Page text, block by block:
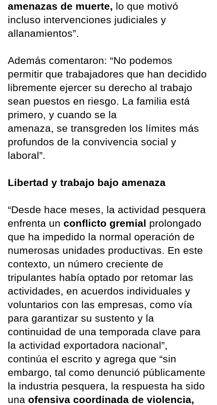
amenazas de muerte, lo que motivó
incluso intervenciones judiciales y
allanamientos”.
Además comentaron: “No podemos
permitir que trabajadores que han decidido
libremente ejercer su derecho al trabajo
sean puestos en riesgo. La familia está
primero, y cuando se la
amenaza, se transgreden los límites más
profundos de la convivencia social y
laboral”.
Libertad y trabajo bajo amenaza
“Desde hace meses, la actividad pesquera
enfrenta un conflicto gremial prolongado
que ha impedido la normal operación de
numerosas unidades productivas. En este
contexto, un número creciente de
tripulantes había optado por retomar las
actividades, en acuerdos individuales y
voluntarios con las empresas, como vía
para garantizar su sustento y la
continuidad de una temporada clave para
la actividad exportadora nacional”,
continúa el escrito y agrega que “sin
embargo, tal como denunció públicamente
la industria pesquera, la respuesta ha sido
una ofensiva coordinada de violencia,